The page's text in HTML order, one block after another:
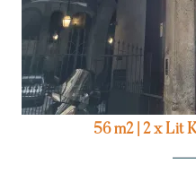
56 m2 2 x Lit